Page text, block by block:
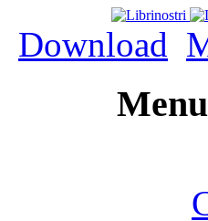
Download